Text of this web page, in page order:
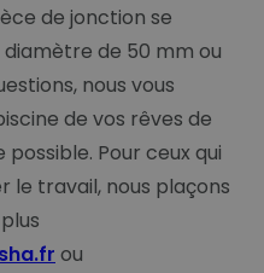
de jonction se
de 50 mm ou
nous vous
de vos rêves de
Pour ceux qui
travail, nous plaçons
ou